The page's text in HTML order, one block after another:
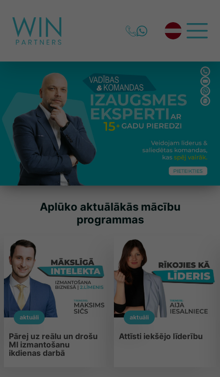
Aplūko aktuālākās mācību
programmas
aktuāli
Pārej uz reālu un drošu
MI izmantošanu
ikdienas darbā
aktuāli
Attīsti iekšējo līderību